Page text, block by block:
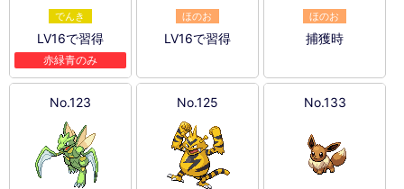
でんき
LV16で習得
赤緑青のみ
ほのお
LV16で習得
ほのお
捕獲時
No.123 No.125 No.133